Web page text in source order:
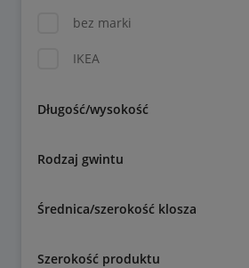
bez marki
IKEA
Długość/wysokość
Rodzaj gwintu
Średnica/szerokość klosza
Szerokość produktu